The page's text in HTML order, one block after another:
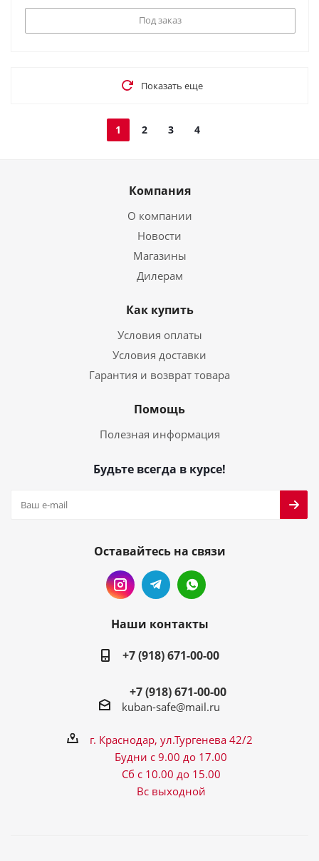
Под заказ
Показать еще
1 2 3 4
Компания
О компании
Новости
Магазины
Дилерам
Как купить
Условия оплаты
Условия доставки
Гарантия и возврат товара
Помощь
Полезная информация
Будьте всегда в курсе!
Оставайтесь на связи
Наши контакты
+7 (918) 671-00-00
+7 (918) 671-00-00
kuban-safe@mail.ru
г. Краснодар, ул.Тургенева 42/2
Будни с 9.00 до 17.00
Сб с 10.00 до 15.00
Вс выходной